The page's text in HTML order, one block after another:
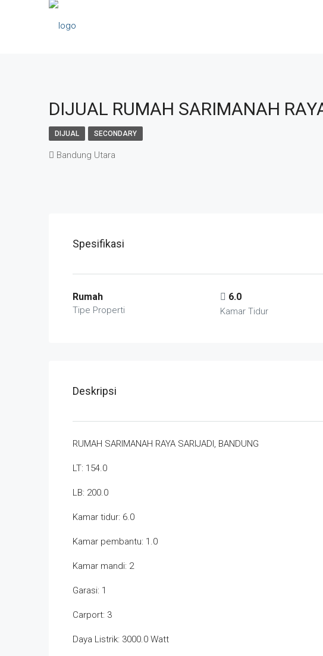
DIJUAL RUMAH SARIMANAH
DIJUAL SECONDARY
Bandung Utara
Spesifikasi
Rumah
Tipe Properti
6.0
Kamar Tidur
Deskripsi
RUMAH SARIMANAH RAYA SARIJADI, BANDUNG
LT: 154.0
LB: 200.0
Kamar tidur: 6.0
Kamar pembantu: 1.0
Kamar mandi: 2
Garasi: 1
Carport: 3
Daya Listrik: 3000.0 Watt